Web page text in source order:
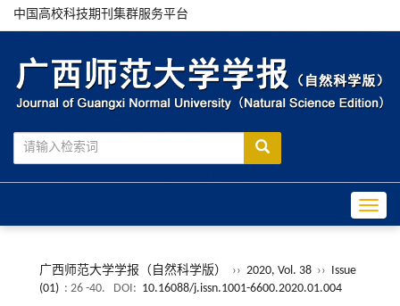
中国高校科技期刊集群服务平台
广西师范大学学报（自然科学版） ›› 2020, Vol. 38 ››
Issue
(01) : 26 -40. DOI: 10.16088/j.issn.1001-6600.2020.01.004